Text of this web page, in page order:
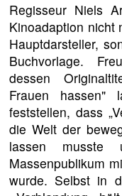
Regisseur Niels
Kinoadaption nicht
Hauptdarsteller,
Buchvorlage.
dessen
Frauen hassen"
feststellen, dass
die Welt der
lassen musste
Massenpublikum
wurde. Selbst in